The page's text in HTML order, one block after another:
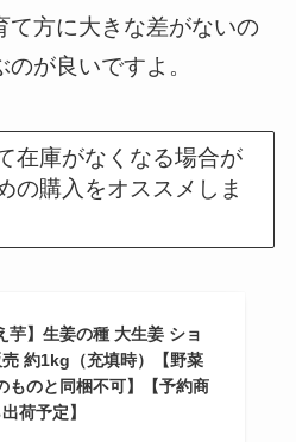
方に大きな差がないの
が良いですよ。
在庫がなくなる場合が
の購入をオススメしま
芋】生姜の種 大生姜 ショ
約1kg（充填時）【野菜
ものと同梱不可】【予約商
荷予定】